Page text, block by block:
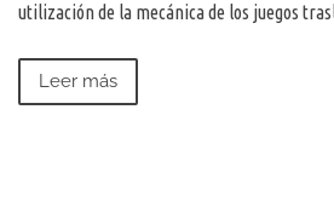
utilización de la mecánica de los juegos
Leer más